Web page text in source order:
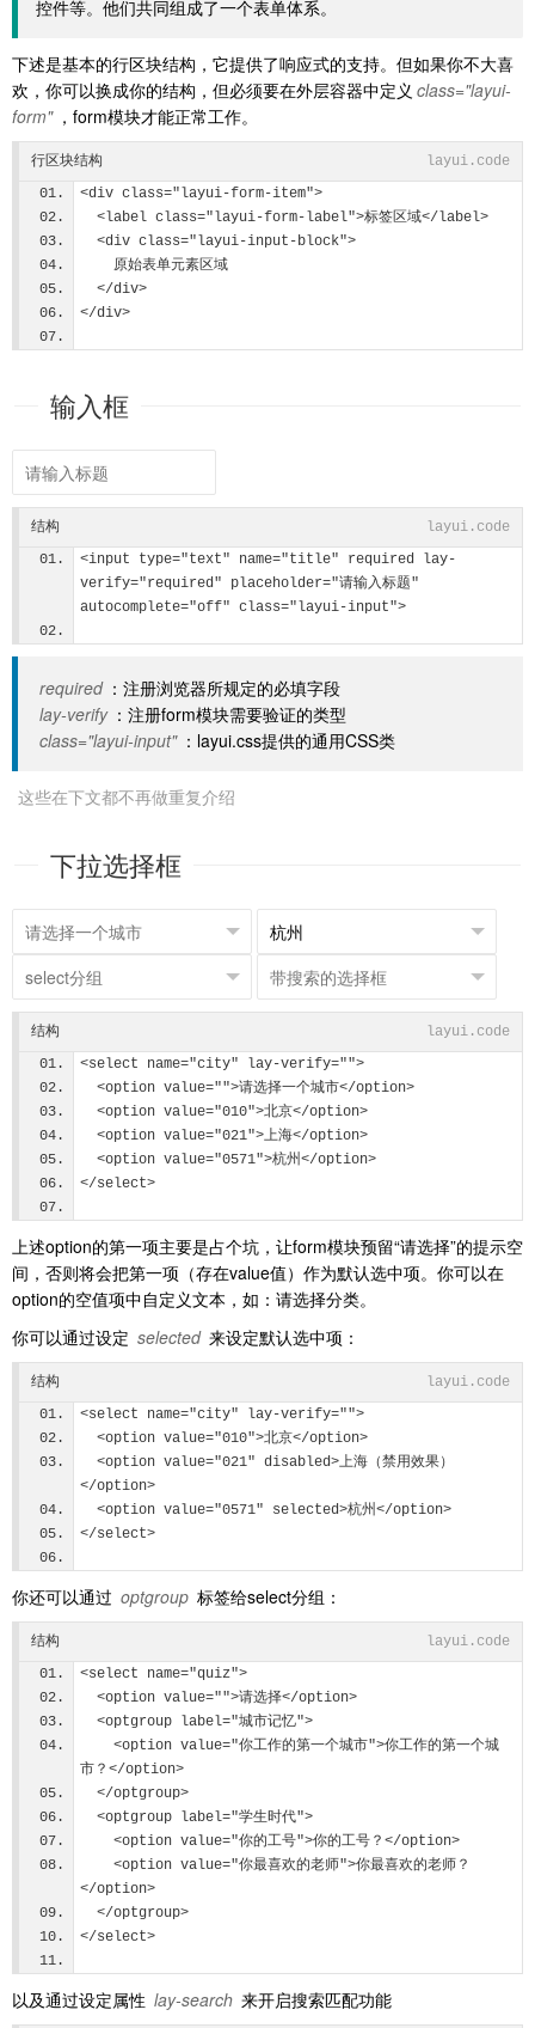
控件等。他们共同组成了一个表单体系。
下述是基本的行区块结构，它提供了响应式的支持。但如果你不大喜
欢，你可以换成你的结构，但必须要在外层容器中定义 class="layui-
form" ，form模块才能正常工作。
行区块结构
layui.code
<div class="layui-form-item">
  <label class="layui-form-label">标签区域</label>
  <div class="layui-input-block">
    原始表单元素区域
  </div>
</div>
输入框
结构
layui.code
<input type="text" name="title" required lay-
verify="required" placeholder="请输入标题"
autocomplete="off" class="layui-input">
required ：注册浏览器所规定的必填字段
lay-verify ：注册form模块需要验证的类型
class="layui-input" ：layui.css提供的通用CSS类
这些在下文都不再做重复介绍
下拉选择框
结构
layui.code
<select name="city" lay-verify="">
  <option value="">请选择一个城市</option>
  <option value="010">北京</option>
  <option value="021">上海</option>
  <option value="0571">杭州</option>
</select>
上述option的第一项主要是占个坑，让form模块预留“请选择”的提示空
间，否则将会把第一项（存在value值）作为默认选中项。你可以在
option的空值项中自定义文本，如：请选择分类。
你可以通过设定 selected 来设定默认选中项：
结构
layui.code
<select name="city" lay-verify="">
  <option value="010">北京</option>
</option>
  <option value="0571" selected>杭州</option>
</select>
你还可以通过 optgroup 标签给select分组：
结构
layui.code
<select name="quiz">
  <option value="">请选择</option>
  <optgroup label="城市记忆">
市？</option>
  </optgroup>
  <optgroup label="学生时代">
    <option value="你的工号">你的工号？</option>
</option>
  </optgroup>
</select>
以及通过设定属性 lay-search 来开启搜索匹配功能